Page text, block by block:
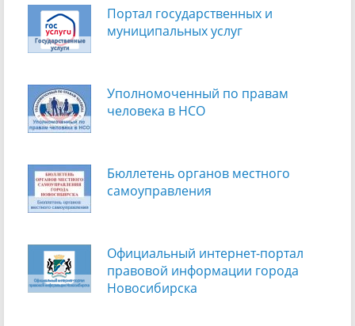
Портал государственных и
муниципальных услуг
Уполномоченный по правам
человека в НСО
Бюллетень органов местного
самоуправления
Официальный интернет-портал
правовой информации города
Новосибирска